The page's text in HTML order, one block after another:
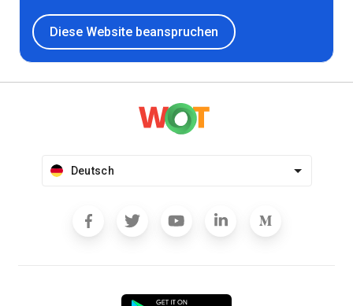
Diese Website beanspruchen
Deutsch